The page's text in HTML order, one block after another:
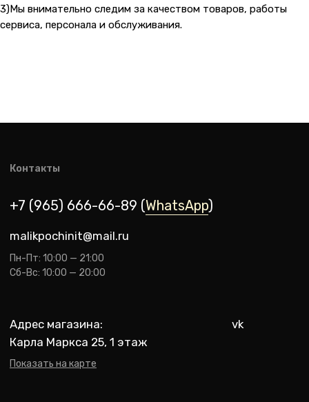
3)Мы внимательно следим за качеством товаров, работы
сервиса, персонала и обслуживания.